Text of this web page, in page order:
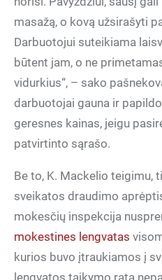
masažą, o kovą užsirašyti
Darbuotojui suteikiama
būtent jam, o ne
vidurkius“, – sako
darbuotojai gauna ir
geresnes kainas, jeigu
patvirtinto sąrašo.
Be to, K. Mackelio teigimu,
sveikatos draudimo
mokesčių inspekcija
mokestines lengvatas
kurios buvo įtraukiamos į
lengvatos taikymo ratą